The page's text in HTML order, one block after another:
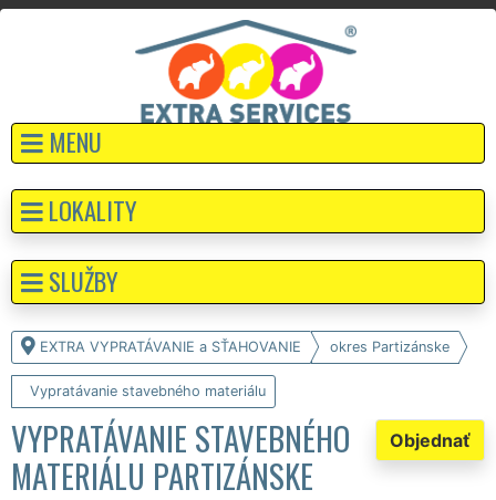
MENU
EXTRA VYPRATÁVANIE a SŤAHOVANIE okres Partizánske
Vypratávanie stavebného materiálu
Objednať
VYPRATÁVANIE STAVEBNÉHO
MATERIÁLU PARTIZÁNSKE
LOKALITY
SLUŽBY